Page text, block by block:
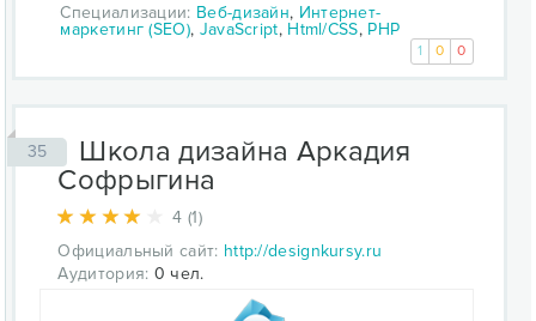
Специализации: Веб-дизайн, Интернет-
маркетинг (SEO), JavaScript, Html/CSS, PHP
1 0 0
35
Школа дизайна Аркадия
Софрыгина
4 (1)
Официальный сайт: http://designkursy.ru
Аудитория: 0 чел.